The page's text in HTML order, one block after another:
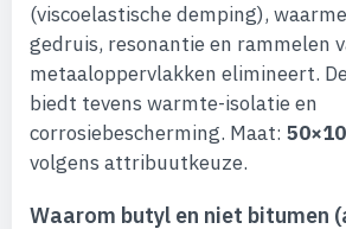
(viscoelastische demping),
gedruis, resonantie en rammelen
metaaloppervlakken elimineert.
biedt tevens warmte-isolatie en
corrosiebescherming. Maat:
volgens attribuutkeuze.
Waarom butyl en niet bitumen